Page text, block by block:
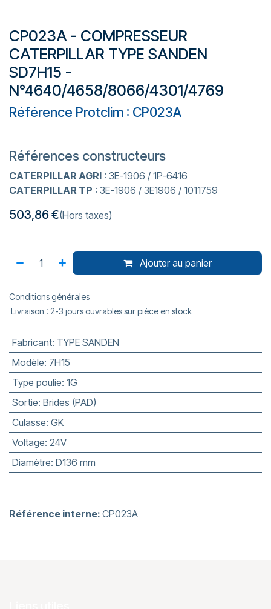
CP023A - COMPRESSEUR
CATERPILLAR TYPE SANDEN
SD7H15 -
N°4640/4658/8066/4301/4769
Référence Protclim : CP023A
Références constructeurs
CATERPILLAR AGRI : 3E-1906 / 1P-6416
CATERPILLAR TP : 3E-1906 / 3E1906 / 1011759
503,86€(Hors taxes)
Ajouter au panier
Conditions générales
Livraison : 2-3 jours ouvrables sur pièce en stock
Fabricant: TYPE SANDEN
Modèle: 7H15
Type poulie: 1G
Sortie: Brides (PAD)
Culasse: GK
Voltage: 24V
Diamètre: D136 mm
Référence interne: CP023A